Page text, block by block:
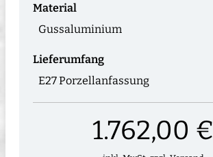
Material
Gussaluminium
Lieferumfang
E27 Porzellanfassung
1.762,00 €